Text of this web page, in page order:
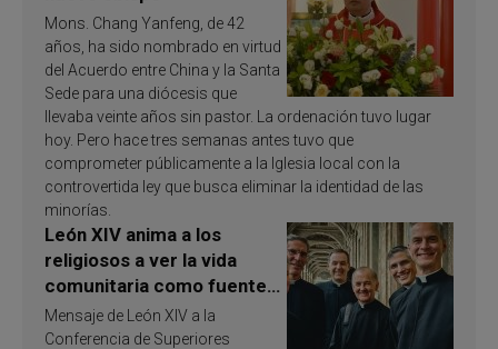
Mons. Chang Yanfeng, de 42
años, ha sido nombrado en virtud
del Acuerdo entre China y la Santa
Sede para una diócesis que
llevaba veinte años sin pastor. La ordenación tuvo lugar
hoy. Pero hace tres semanas antes tuvo que
comprometer públicamente a la Iglesia local con la
controvertida ley que busca eliminar la identidad de las
minorías.
León XIV anima a los
religiosos a ver la vida
comunitaria como fuente
de inspiración y
santificación
Mensaje de León XIV a la
Conferencia de Superiores